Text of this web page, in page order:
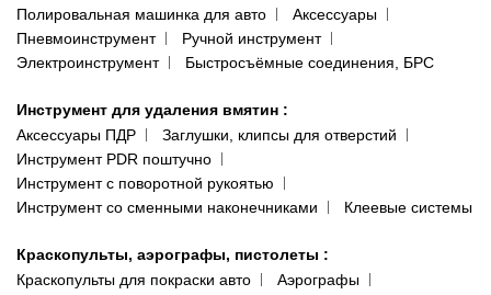
Полировальная машинка для авто
Аксессуары
Пневмоинструмент
Ручной инструмент
Электроинструмент
Быстросъёмные соединения, БРС
Инструмент для удаления вмятин :
Аксессуары ПДР
Заглушки, клипсы для отверстий
Инструмент PDR поштучно
Инструмент с поворотной рукоятью
Инструмент со сменными наконечниками
Клеевые системы
Краскопульты, аэрографы, пистолеты :
Краскопульты для покраски авто
Аэрографы